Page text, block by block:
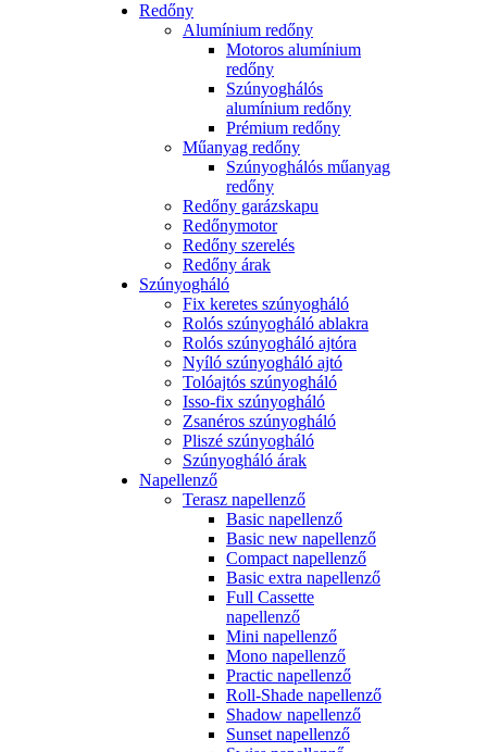
Redőny
Alumínium redőny
Motoros alumínium
redőny
Szúnyoghálós
alumínium redőny
Prémium redőny
Műanyag redőny
Szúnyoghálós műanyag
redőny
Redőny garázskapu
Redőnymotor
Redőny szerelés
Redőny árak
Szúnyogháló
Fix keretes szúnyogháló
Rolós szúnyogháló ablakra
Rolós szúnyogháló ajtóra
Nyíló szúnyogháló ajtó
Tolóajtós szúnyogháló
Isso-fix szúnyogháló
Zsanéros szúnyogháló
Pliszé szúnyogháló
Szúnyogháló árak
Napellenző
Terasz napellenző
Basic napellenző
Basic new napellenző
Compact napellenző
Basic extra napellenző
Full Cassette
napellenző
Mini napellenző
Mono napellenző
Practic napellenző
Roll-Shade napellenző
Shadow napellenző
Sunset napellenző